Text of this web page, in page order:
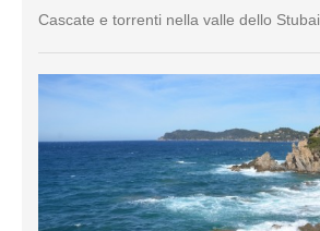
Cascate e torrenti nella valle dello Stubai